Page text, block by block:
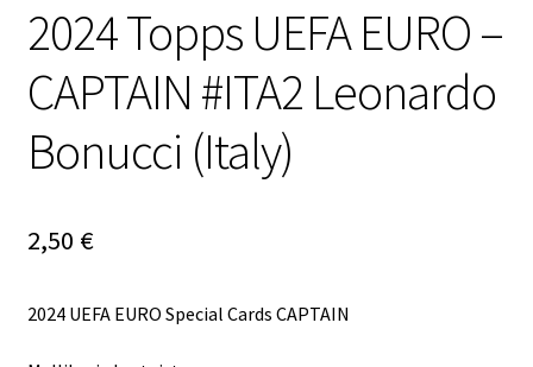
2024 Topps UEFA EURO –
CAPTAIN #ITA2 Leonardo
Bonucci (Italy)
2,50 €
2024 UEFA EURO Special Cards CAPTAIN